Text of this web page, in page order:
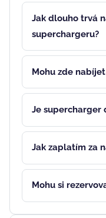
Jak dlouho trvá
superchargeru?
Mohu zde
Je supercharger
Jak zaplatím za
Mohu si